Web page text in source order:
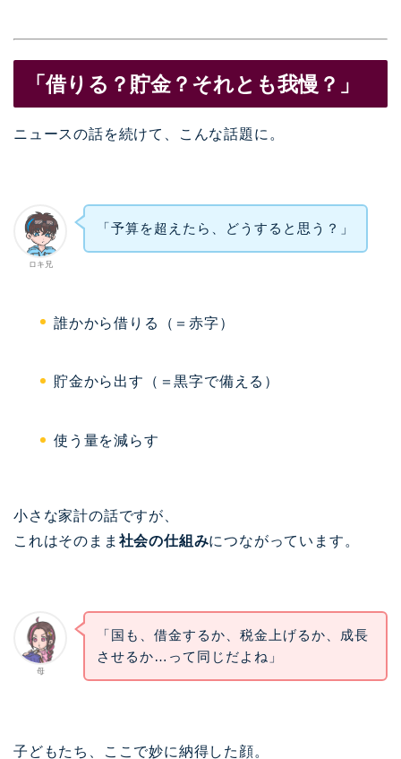
「借りる？貯金？それとも我慢？」
ニュースの話を続けて、こんな話題に。
ロキ兄
「予算を超えたら、どうすると思う？」
誰かから借りる（＝赤字）
貯金から出す（＝黒字で備える）
使う量を減らす
小さな家計の話ですが、
これはそのまま 社会の仕組みにつながっています。
母
「国も、借金するか、税金上げるか、成長
させるか…って同じだよね」
子どもたち、ここで妙に納得した顔。